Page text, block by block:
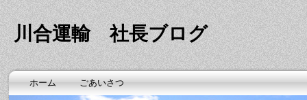
川合運輸 社長ブログ
ホーム ごあいさつ